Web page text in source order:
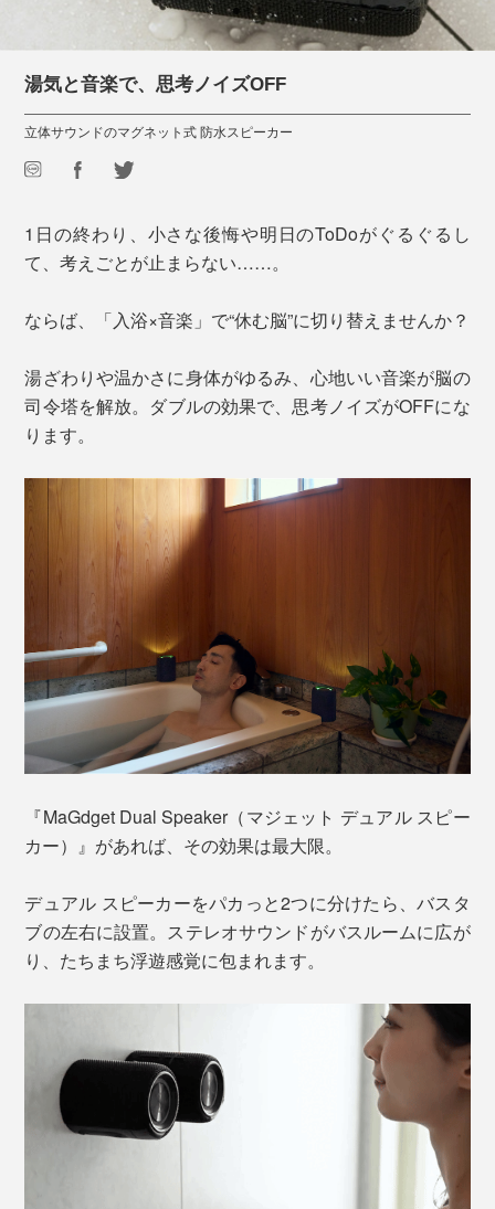
湯気と音楽で、思考ノイズOFF
立体サウンドのマグネット式 防水スピーカー
1日の終わり、小さな後悔や明日のToDoがぐるぐるし
て、考えごとが止まらない……。
ならば、「入浴×音楽」で“休む脳”に切り替えませんか？
湯ざわりや温かさに身体がゆるみ、心地いい音楽が脳の
司令塔を解放。ダブルの効果で、思考ノイズがOFFにな
ります。
『MaGdget Dual Speaker（マジェット デュアル スピー
カー）』があれば、その効果は最大限。
デュアル スピーカーをパカっと2つに分けたら、バスタ
ブの左右に設置。ステレオサウンドがバスルームに広が
り、たちまち浮遊感覚に包まれます。